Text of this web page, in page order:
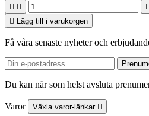
  
 Lägg till i varukorgen
Få våra senaste nyheter och
Du kan när som helst avsluta
Varor Växla varor-länkar 